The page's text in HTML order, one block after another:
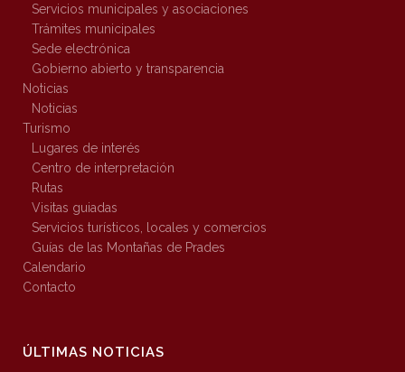
Servicios municipales y asociaciones
Trámites municipales
Sede electrónica
Gobierno abierto y transparencia
Noticias
Noticias
Turismo
Lugares de interés
Centro de interpretación
Rutas
Visitas guiadas
Servicios turísticos, locales y comercios
Guías de las Montañas de Prades
Calendario
Contacto
ÚLTIMAS NOTICIAS